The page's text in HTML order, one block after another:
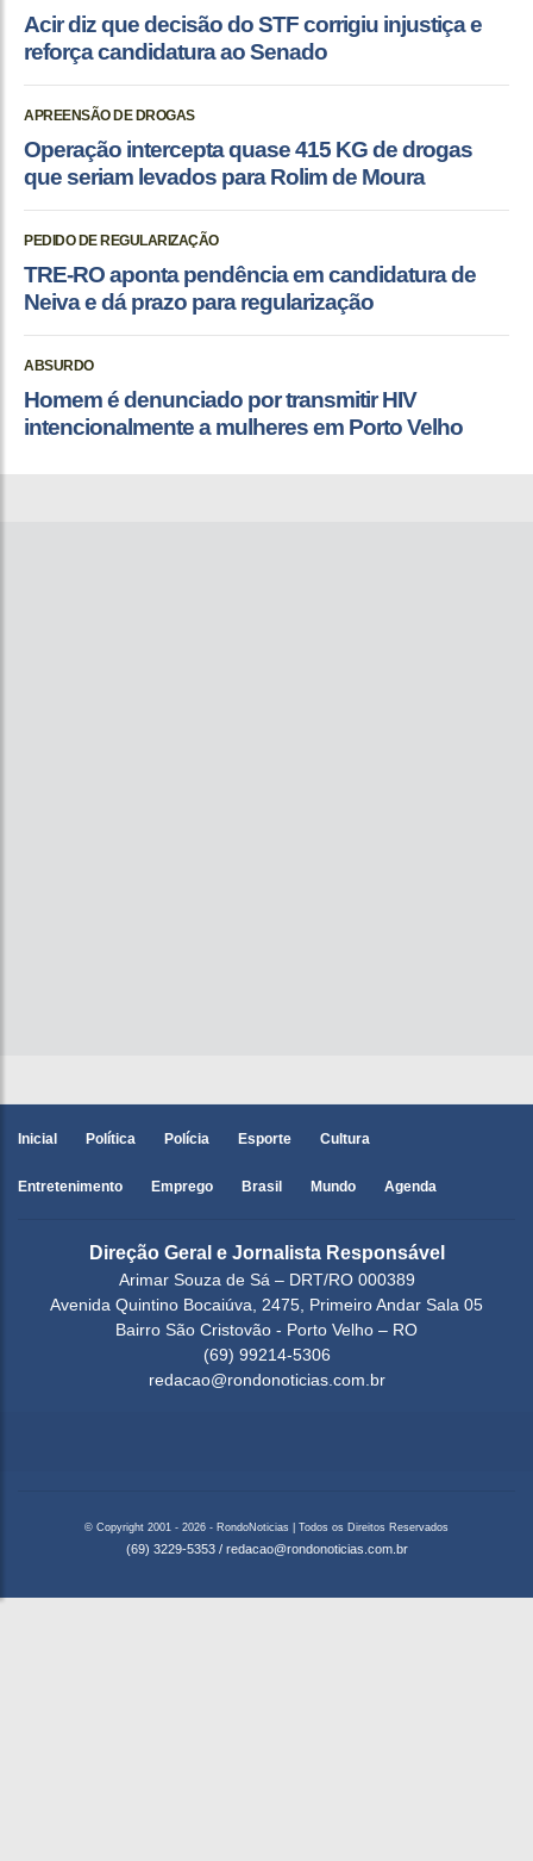
Acir diz que decisão do STF corrigiu injustiça e
reforça candidatura ao Senado
APREENSÃO DE DROGAS
Operação intercepta quase 415 KG de drogas
que seriam levados para Rolim de Moura
PEDIDO DE REGULARIZAÇÃO
TRE-RO aponta pendência em candidatura de
Neiva e dá prazo para regularização
ABSURDO
Homem é denunciado por transmitir HIV
intencionalmente a mulheres em Porto Velho
Inicial Política Polícia Esporte Cultura
Entretenimento Emprego Brasil Mundo Agenda
Direção Geral e Jornalista Responsável
Arimar Souza de Sá – DRT/RO 000389
Avenida Quintino Bocaiúva, 2475, Primeiro Andar Sala 05
Bairro São Cristovão - Porto Velho – RO
(69) 99214-5306
redacao@rondonoticias.com.br
© Copyright 2001 - 2026 - RondoNoticias | Todos os Direitos Reservados
(69) 3229-5353 / redacao@rondonoticias.com.br